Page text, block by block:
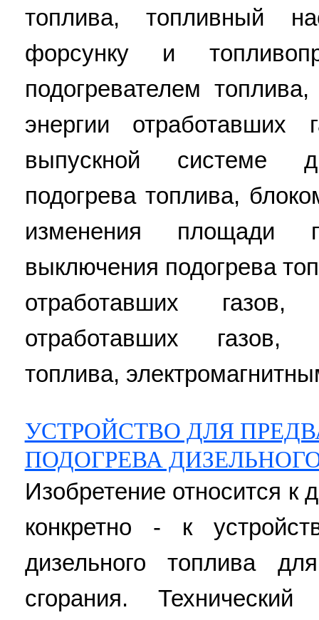
топлива, топливный
форсунку и
подогревателем
энергии отработавших
выпускной системе
подогрева топлива,
изменения площади
выключения подогрева
отработавших газов,
отработавших газов,
топлива,
УСТРОЙСТВО ДЛЯ
ПОДОГРЕВА
Изобретение относится к
конкретно - к
дизельного топлива
сгорания.